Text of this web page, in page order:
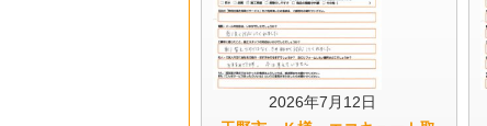
2026年7月12日